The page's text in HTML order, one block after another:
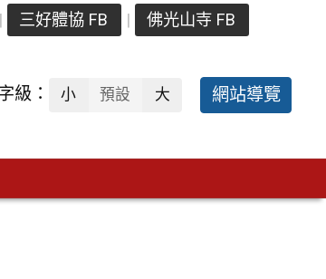
三好體協 FB 佛光山寺 FB
級： 小 預設 大 網站導覽